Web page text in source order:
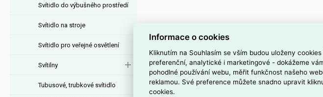
Svítidlo do výbušného prostředí
Svítidlo na stroje
Svítidlo pro veřejné osvětlení
Svítilny
Tubusové, trubkové svítidlo
Informace o cookies
Kliknutím na Souhlasím se vším budou uloženy
preferenční, analytické i marketingové - dokážeme
pohodlné používání webu, měřit funkčnost našeho
reklamou. Své preference můžete snadno upravit
cookies.